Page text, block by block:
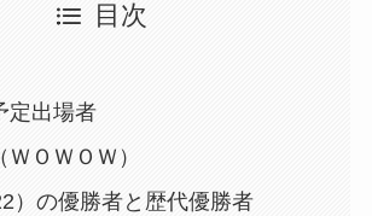
目次
定出場者
ＯＷＯＷ）
）の優勝者と歴代優勝者